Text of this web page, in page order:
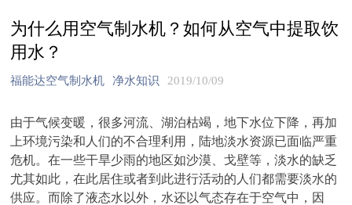
为什么用空气制水机？如何从空气中提取饮
用水？
福能达空气制水机 净水知识 2019/10/09
由于气候变暖，很多河流、湖泊枯竭，地下水位下降，再加
上环境污染和人们的不合理利用，陆地淡水资源已面临严重
危机。在一些干旱少雨的地区如沙漠、戈壁等，淡水的缺乏
尤其如此，在此居住或者到此进行活动的人们都需要淡水的
供应。而除了液态水以外，水还以气态存在于空气中，因